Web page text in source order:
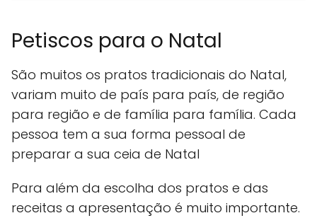
Petiscos para o Natal
São muitos os pratos tradicionais do Natal,
variam muito de país para país, de região
para região e de família para família. Cada
pessoa tem a sua forma pessoal de
preparar a sua ceia de Natal
Para além da escolha dos pratos e das
receitas a apresentação é muito importante.